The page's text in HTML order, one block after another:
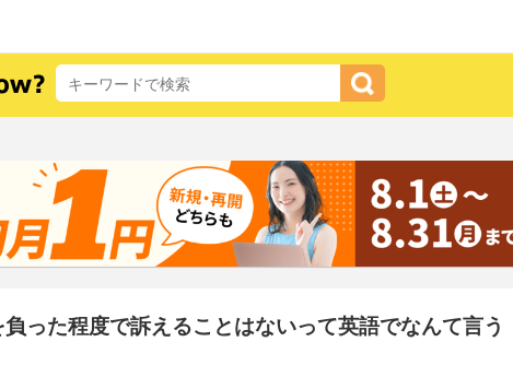
った程度で訴えることはないって英語でなんて言う